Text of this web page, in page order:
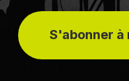
S'abonner à